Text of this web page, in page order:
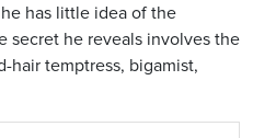
has little idea of the
secret he reveals involves the
hair temptress, bigamist,